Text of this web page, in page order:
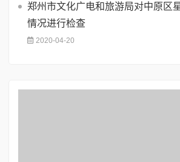
郑州市文化广电和旅游局对中原区
情况进行检查
2020-04-20